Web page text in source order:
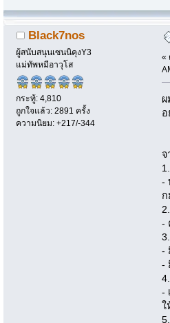
Black7nos
ผู้สนับสนุนเซนนิคุงY3
แม่ทัพหมีอาวุโส
กระทู้: 4,810
ถูกใจแล้ว: 2891 ครั้ง
ความนิยม: +217/-344
«
ผ
อ
จ
-
-
-
-
-
ใ